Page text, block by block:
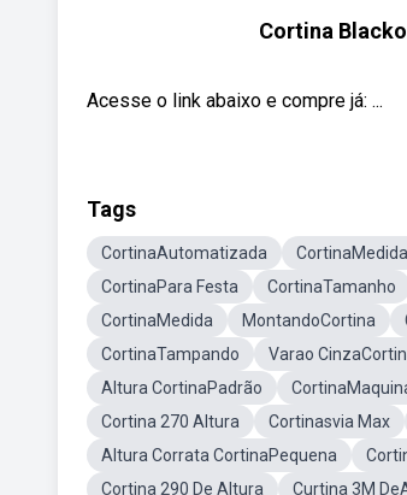
Cortina
Acesse o link abaixo e compre já: ...
Tags
CortinaAutomatizada
CortinaPara Festa
CortinaTamanho
CortinaMedida
MontandoCortina
CortinaTampando
Varao
Altura CortinaPadrão
Cortina 270 Altura
Cortinasvia Max
Altura Corrata CortinaPequena
Cortina 290 De Altura
Curtina 3M